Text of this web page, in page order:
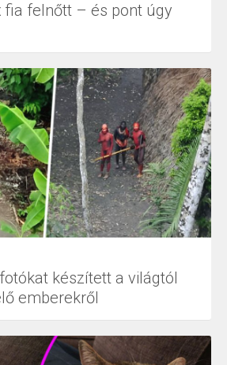
fia felnőtt – és pont úgy
készített a világtól
emberekről